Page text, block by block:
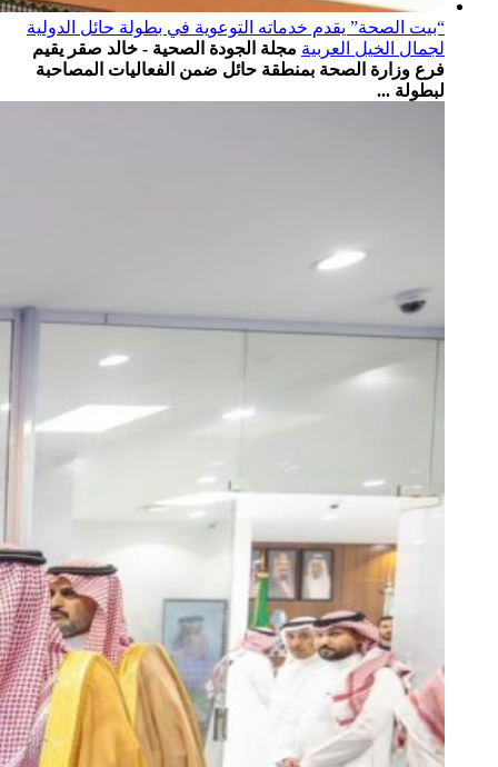
“بيت الصحة” يقدم خدماته التوعوية في بطولة حائل الدولية
لجمال الخيل العربية مجلة الجودة الصحية - خالد صقر يقيم
فرع وزارة الصحة بمنطقة ⁧‫حائل‬⁩ ضمن الفعاليات المصاحبة
لبطولة ...